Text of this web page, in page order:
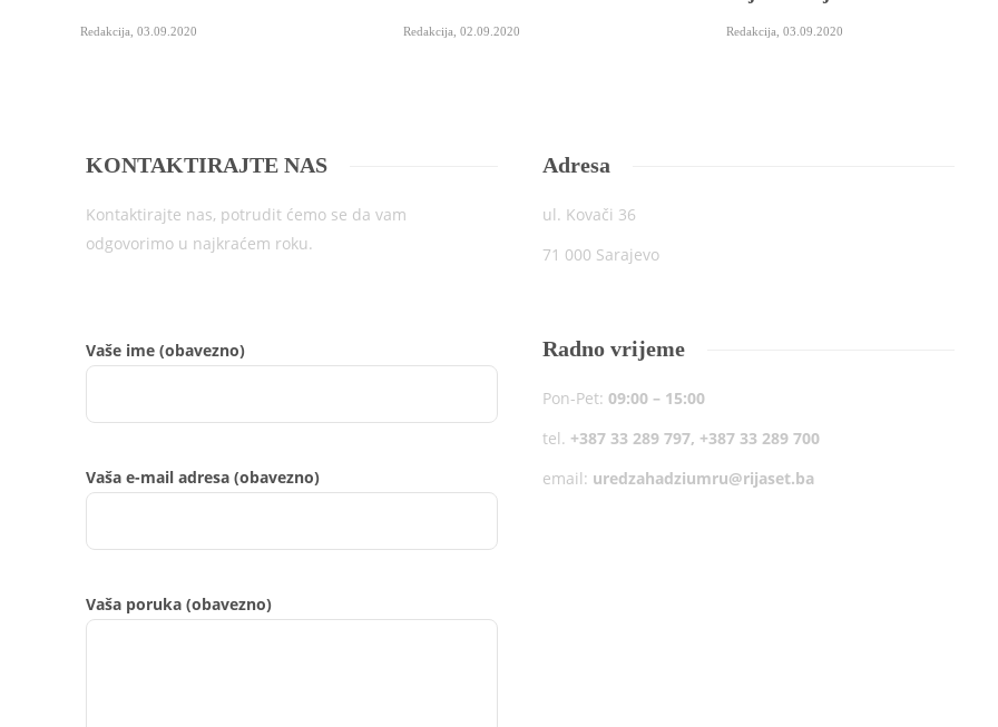
Redakcija 03.09.2020 Redakcija 02.09.2020 Redakcija 03.09.2020
KONTAKTIRAJTE NAS
Kontaktirajte nas, potrudit ćemo se da vam
odgovorimo u najkraćem roku.
Vaše ime (obavezno)
Vaša e-mail adresa (obavezno)
Vaša poruka (obavezno)
Adresa
ul. Kovači 36
71 000 Sarajevo
Radno vrijeme
Pon-Pet: 09:00 – 15:00
tel. +387 33 289 797, +387 33 289 700
email: uredzahadziumru@rijaset.ba